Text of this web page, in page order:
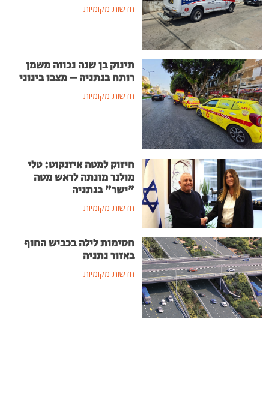
חדשות מקומיות
תינוק בן שנה נכווה משמן
רותח בנתניה – מצבו בינוני
חדשות מקומיות
חיזוק למטה איזנקוט: טלי
מולנר מונתה לראש מטה
"ישר" בנתניה
חדשות מקומיות
חסימות לילה בכביש החוף
באזור נתניה
חדשות מקומיות